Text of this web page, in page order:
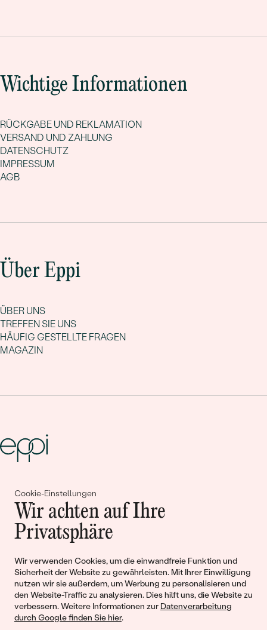
Cookie-Einstellungen
Wir achten auf Ihre
Privatsphäre
Wir verwenden Cookies, um die einwandfreie Funktion und
Sicherheit der Website zu gewährleisten. Mit Ihrer Einwilligung
nutzen wir sie außerdem, um Werbung zu personalisieren und
den Website-Traffic zu analysieren. Dies hilft uns, die Website zu
verbessern. Weitere Informationen zur Datenverarbeitung
durch Google finden Sie hier.
Wichtige Informationen
RÜCKGABE UND REKLAMATION
VERSAND UND ZAHLUNG
DATENSCHUTZ
IMPRESSUM
AGB
Über Eppi
ÜBER UNS
TREFFEN SIE UNS
HÄUFIG GESTELLTE FRAGEN
MAGAZIN
Gemeinsam erschaffen wir
Geschichten von Schönheit und
Liebe
Begleiten Sie uns!